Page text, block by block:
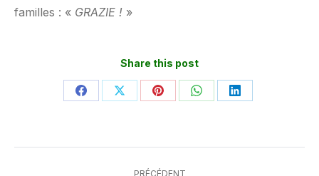
familles : « GRAZIE ! »
Share this post
PartagerPartagerPartagerPartagerPartager
PRÉCÉDENT